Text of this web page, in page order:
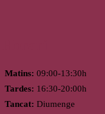
Matins: 09:00-13:30h
Tardes: 16:30-20:00h
Tancat: Diumenge